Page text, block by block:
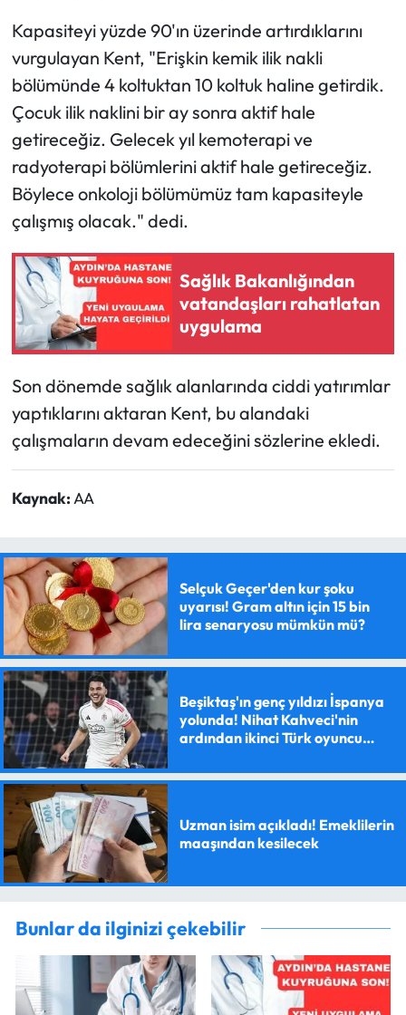
Kapasiteyi yüzde 90'ın üzerinde artırdıklarını
vurgulayan Kent, "Erişkin kemik ilik nakli
bölümünde 4 koltuktan 10 koltuk haline getirdik.
Çocuk ilik naklini bir ay sonra aktif hale
getireceğiz. Gelecek yıl kemoterapi ve
radyoterapi bölümlerini aktif hale getireceğiz.
Böylece onkoloji bölümümüz tam kapasiteyle
çalışmış olacak." dedi.
Sağlık Bakanlığından
vatandaşları rahatlatan
uygulama
Son dönemde sağlık alanlarında ciddi yatırımlar
yaptıklarını aktaran Kent, bu alandaki
çalışmaların devam edeceğini sözlerine ekledi.
Kaynak: AA
Selçuk Geçer'den kur şoku
uyarısı! Gram altın için 15 bin
lira senaryosu mümkün mü?
Beşiktaş'ın genç yıldızı İspanya
yolunda! Nihat Kahveci'nin
ardından ikinci Türk oyuncu
Uzman isim açıkladı! Emeklilerin
maaşından kesilecek
Bunlar da ilginizi çekebilir